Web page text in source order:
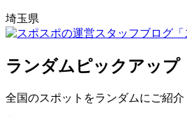
埼玉県
ランダムピックアップ
全国のスポットをランダムにご紹介